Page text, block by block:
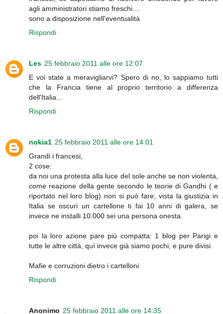
agli amministratori stiamo freschi....
sono a disposizione nell'eventualità
Rispondi
Les 25 febbraio 2011 alle ore 12:07
E voi state a meravigliarvi? Spero di no, lo sappiamo tutti
che la Francia tiene al proprio territorio a differenza
dell'Italia...
Rispondi
nokia1 25 febbraio 2011 alle ore 14:01
Grandi i francesi,
2 cose:
da noi una protesta alla luce del sole anche se non violenta,
come reazione della gente secondo le teorie di Gandhi ( e
riportato nel loro blog) non si può fare; vista la giustizia in
Italia se oscuri un cartellone ti fai 10 anni di galera, se
invece ne installi 10.000 sei una persona onesta.
poi la loro azione pare più compatta: 1 blog per Parigi e
tutte le altre città, quì invece già siamo pochi, e pure divisi.
Mafie e corruzioni dietro i cartelloni
Rispondi
Anonimo 25 febbraio 2011 alle ore 14:35